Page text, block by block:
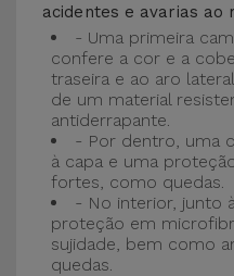
acidentes e avarias ao
- Uma primeira
confere a cor e a
traseira e ao aro
de um material
antiderrapante.
- Por dentro, uma
à capa e uma
fortes, como quedas.
- No interior, junto
proteção em
sujidade, bem como
quedas.